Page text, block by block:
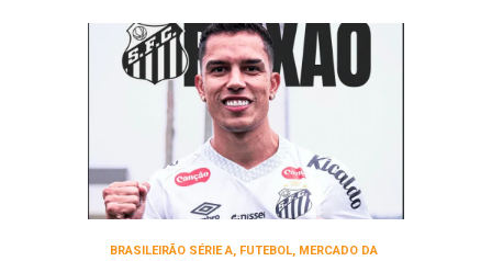
BRASILEIRÃO SÉRIE A, FUTEBOL, MERCADO DA